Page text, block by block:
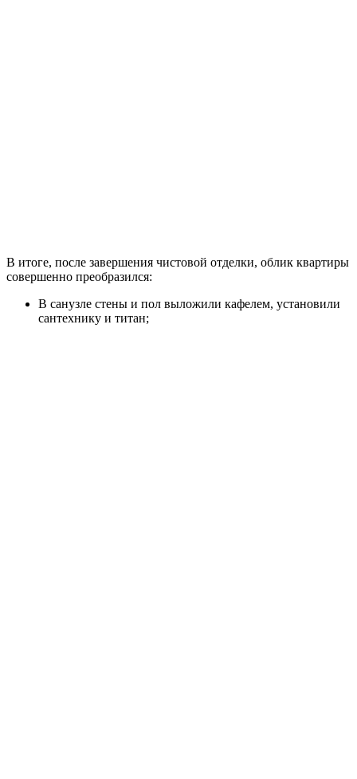
В итоге, после завершения чистовой отделки, облик квартиры
совершенно преобразился:
В санузле стены и пол выложили кафелем, установили
сантехнику и титан;